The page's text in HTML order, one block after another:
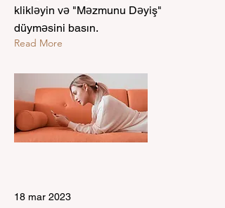
klikləyin və "Məzmunu Dəyiş"
düyməsini basın.
Read More
18 mar 2023